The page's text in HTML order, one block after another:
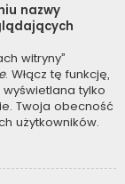
nazwy
witryny”
. Włącz tę funkcję,
tylko
Twoja obecność
użytkowników.